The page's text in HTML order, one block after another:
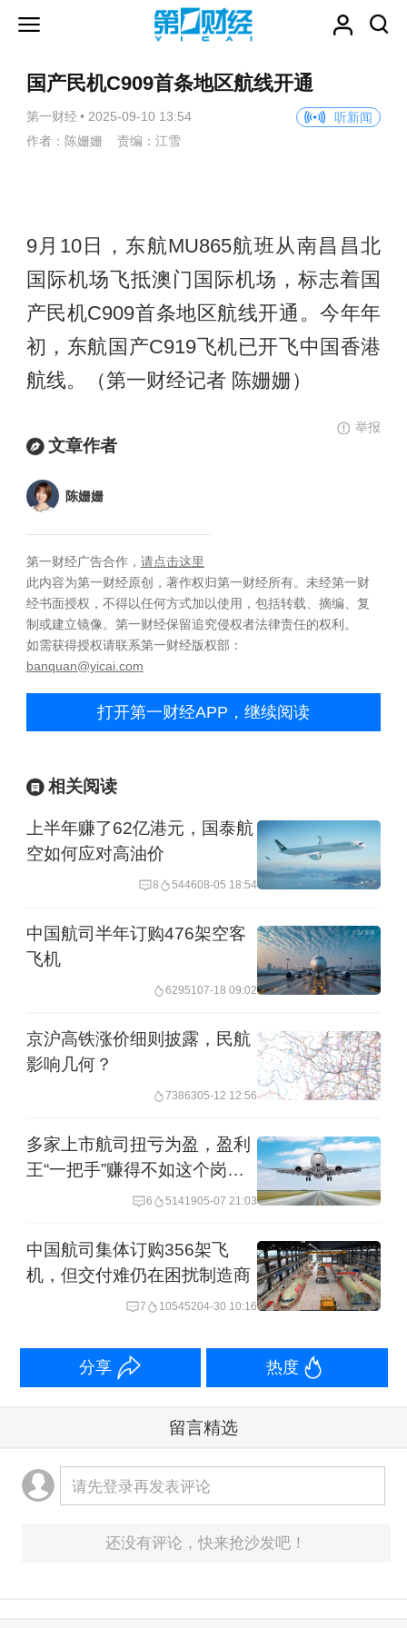
国产民机C909首条地区航线开通
第一财经 • 2025-09-10 13:54
听新闻
作者：陈姗姗 责编：江雪
9月10日，东航MU865航班从南昌昌北
国际机场飞抵澳门国际机场，标志着国
产民机C909首条地区航线开通。今年年
初，东航国产C919飞机已开飞中国香港
航线。（第一财经记者 陈姗姗）
举报
文章作者
陈姗姗
第一财经广告合作， 请点击这里
此内容为第一财经原创，著作权归第一财经所有。未经第一财
经书面授权，不得以任何方式加以使用，包括转载、摘编、复
制或建立镜像。第一财经保留追究侵权者法律责任的权利。
如需获得授权请联系第一财经版权部：
banquan@yicai.com
打开第一财经APP，继续阅读
相关阅读
上半年赚了62亿港元，国泰航
空如何应对高油价
8 544608-05 18:54
中国航司半年订购476架空客
飞机
6295107-18 09:02
京沪高铁涨价细则披露，民航
影响几何？
7386305-12 12:56
多家上市航司扭亏为盈，盈利
王“一把手”赚得不如这个岗位
6 5141905-07 21:03
中国航司集体订购356架飞
机，但交付难仍在困扰制造商
7 10545204-30 10:16
分享 热度
留言精选
请先登录再发表评论
还没有评论，快来抢沙发吧！